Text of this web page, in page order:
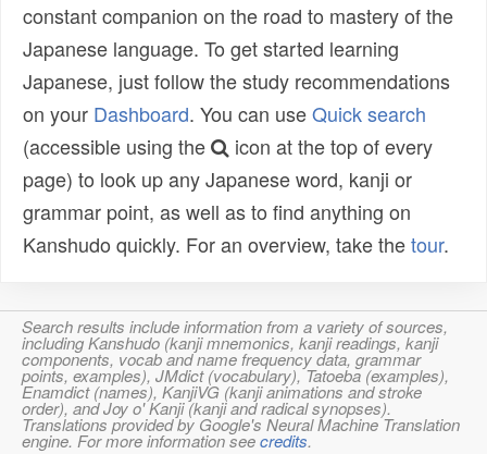
constant companion on the road to mastery of the
Japanese language. To get started learning
Japanese, just follow the study recommendations
on your Dashboard. You can useQuick search
(accessible using the
icon at the top of every
page) to look up any Japanese word, kanji or
grammar point, as well as to find anything on
Kanshudo quickly. For an overview, take thetour.
Search results include information from a variety of sources,
including Kanshudo (kanji mnemonics, kanji readings, kanji
components, vocab and name frequency data, grammar
points, examples), JMdict (vocabulary), Tatoeba (examples),
Enamdict (names), KanjiVG (kanji animations and stroke
order), and Joy o' Kanji (kanji and radical synopses).
Translations provided by Google's Neural Machine Translation
engine. For more information seecredits.